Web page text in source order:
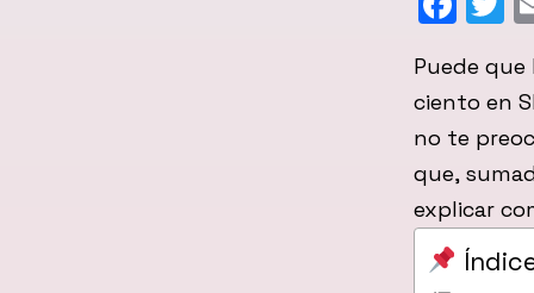
Puede
ciento en
no te
que,
explicar